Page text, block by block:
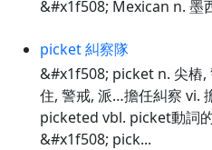
&#x1f508; Mexican n. 墨
picket 糾察隊
&#x1f508; picket n. 尖樁,
住, 警戒, 派…擔任糾察 vi.
picketed vbl. picket動詞
&#x1f508; pick...